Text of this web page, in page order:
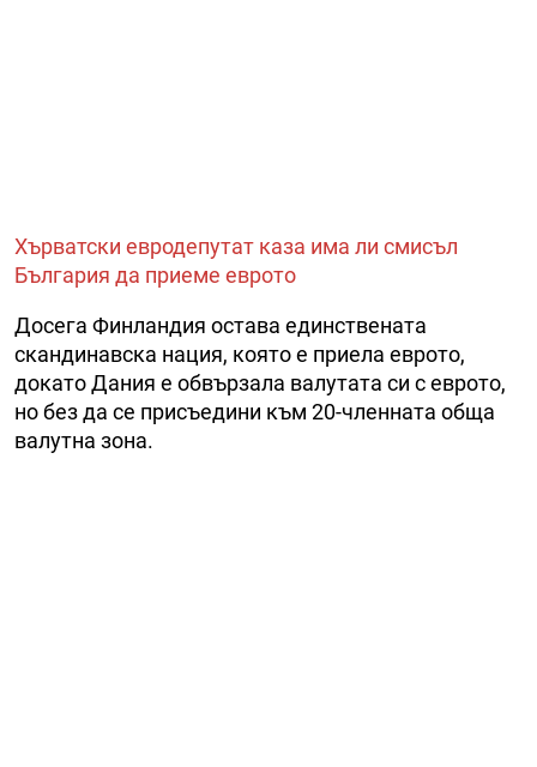
Хърватски евродепутат каза има ли смисъл
България да приеме еврото
Досега Финландия остава единствената
скандинавска нация, която е приела еврото,
докато Дания е обвързала валутата си с еврото,
но без да се присъедини към 20-членната обща
валутна зона.